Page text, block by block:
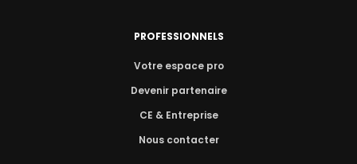
PROFESSIONNELS
Votre espace pro
Devenir partenaire
CE & Entreprise
Nous contacter